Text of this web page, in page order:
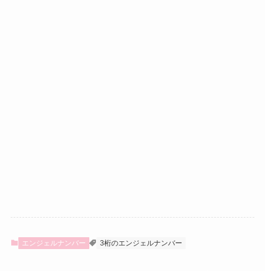
エンジェルナンバー 3桁のエンジェルナンバー